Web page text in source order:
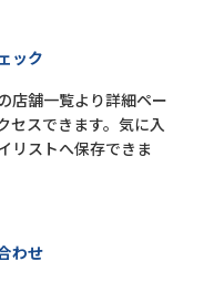
ック
店舗一覧より詳細ペー
セスできます。気に入
リストへ保存できま
わせ